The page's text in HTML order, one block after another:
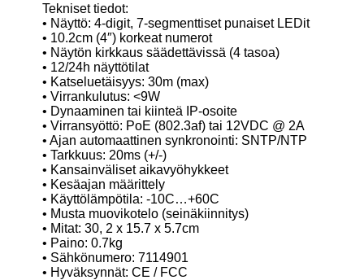
Tekniset tiedot:
• Näyttö: 4-digit, 7-segmenttiset punaiset LEDit
• 10.2cm (4″) korkeat numerot
• Näytön kirkkaus säädettävissä (4 tasoa)
• 12/24h näyttötilat
• Katseluetäisyys: 30m (max)
• Virrankulutus: <9W
• Dynaaminen tai kiinteä IP-osoite
• Virransyöttö: PoE (802.3af) tai 12VDC @ 2A
• Ajan automaattinen synkronointi: SNTP/NTP
• Tarkkuus: 20ms (+/-)
• Kansainväliset aikavyöhykkeet
• Kesäajan määrittely
• Käyttölämpötila: -10C…+60C
• Musta muovikotelo (seinäkiinnitys)
• Mitat: 30, 2 x 15.7 x 5.7cm
• Paino: 0.7kg
• Sähkönumero: 7114901
• Hyväksynnät: CE / FCC